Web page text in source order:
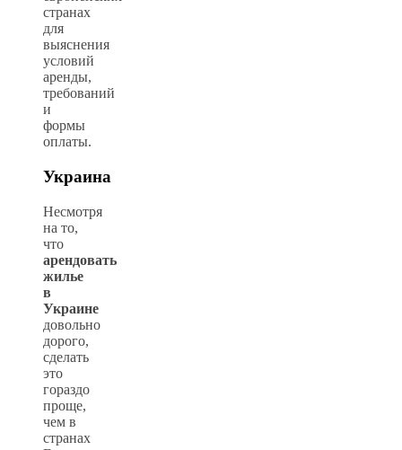
странах
для
выяснения
условий
аренды,
требований
и
формы
оплаты.
Украина
Несмотря
на то,
что
арендовать
жилье
в
Украине
довольно
дорого,
сделать
это
гораздо
проще,
чем в
странах